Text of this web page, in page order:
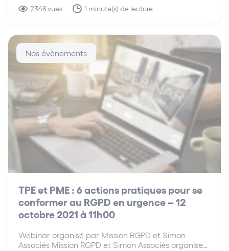
innovant, déployée autour d’un réseau national
2348 vues 1 minute(s) de lecture
Nos évènements
TPE et PME : 6 actions pratiques pour se
conformer au RGPD en urgence – 12
octobre 2021 à 11h00
Webinar organisé par Mission RGPD et Simon
Associés Mission RGPD et Simon Associés organisent